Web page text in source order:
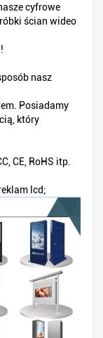
cyfrowe
ścian wideo
nasz
Posiadamy
który
CE, RoHS itp.
lcd;